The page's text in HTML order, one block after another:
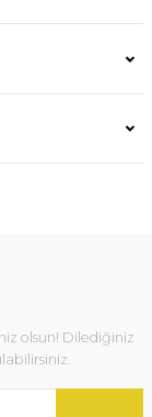
olsun! Dilediğiniz